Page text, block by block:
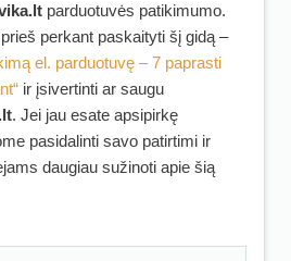
parduotuvės patikimumo.
perkant paskaityti šį gidą –
el. parduotuvę – 7 paprasti
ir įsivertinti ar saugu
. Jei jau esate apsipirkę
pasidalinti savo patirtimi ir
daugiau sužinoti apie šią